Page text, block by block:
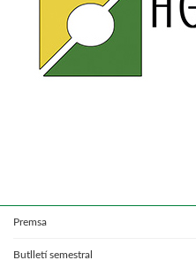
Premsa
Butlletí semestral